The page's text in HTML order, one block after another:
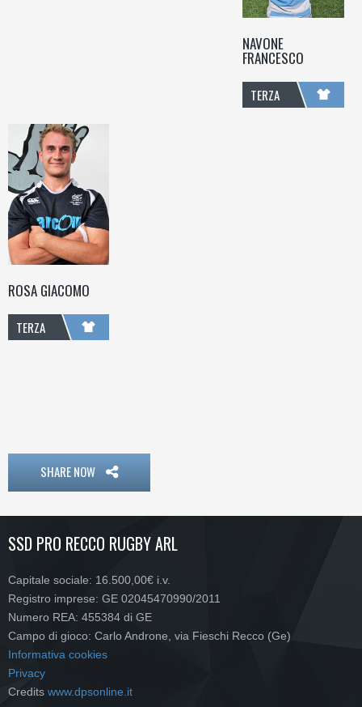
NAVONE
FRANCESCO
TERZA
ROSA GIACOMO
TERZA
SHARE NOW
SSD PRO RECCO RUGBY ARL
Capitale sociale: 16.500,00€ i.v.
Registro imprese: GE 02045470990/2011
Numero REA: 455384 di GE
Campo di gioco: Carlo Androne, via Fieschi Recco (Ge)
Informativa cookies
Privacy
Credits www.dpsonline.it